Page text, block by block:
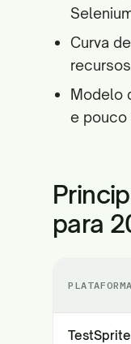
Curva
Modelo
e pouco
para
PLATAFORMA
TestSprite